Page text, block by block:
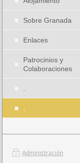
Sobre Granada
Enlaces
Patrocinios y
Colaboraciones
.
Administración